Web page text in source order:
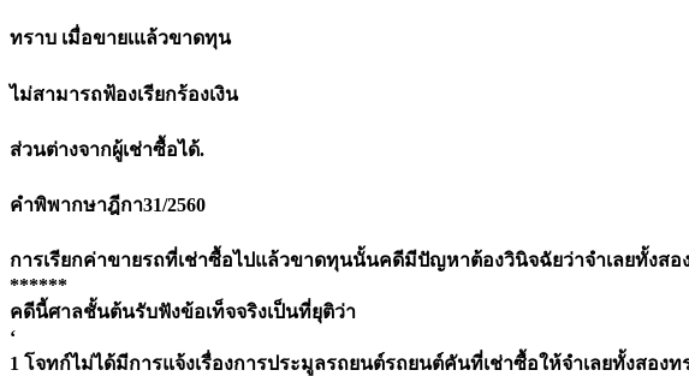
ทราบ เมื่อขายเแล้วขาดทุน
ไม่สามารถฟ้องเรียกร้องเงิน
ส่วนต่างจากผู้เช่าซื้อได้.
คำพิพากษาฎีกา31/2560
การเรียกค่าขายรถที่เช่าซื้อไปแล้วขาดทุนนั้นคดีมีปัญหาต้องวินิจฉัยว่าจำเลยทั้งสอ
******
คดีนี้ศาลชั้นต้นรับฟังข้อเท็จจริงเป็นที่ยุติว่า
‘
1 โจทก์ไม่ได้มีการแจ้งเรื่องการประมูลรถยนต์รถยนต์คันที่เช่าซื้อให้จำเลยทั้งสอง